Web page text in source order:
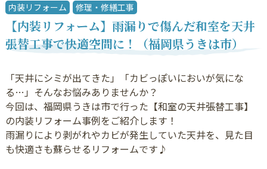
内装リフォーム 修理・修繕工事
【内装リフォーム】雨漏りで傷んだ和室を天井
張替工事で快適空間に！（福岡県うきは市）
「天井にシミが出てきた」「カビっぽいにおいが気にな
る…」そんなお悩みありませんか？
今回は、福岡県うきは市で行った【和室の天井張替工事】
の内装リフォーム事例をご紹介します！
雨漏りにより剥がれやカビが発生していた天井を、見た目
も快適さも蘇らせるリフォームです♪